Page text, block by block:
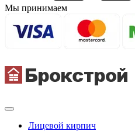
Мы принимаем
Лицевой кирпич